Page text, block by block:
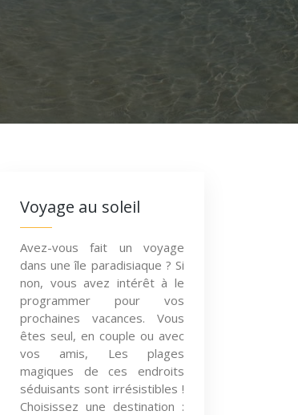
Voyage au soleil
Avez-vous fait un voyage
dans une île paradisiaque ? Si
non, vous avez intérêt à le
programmer pour vos
prochaines vacances. Vous
êtes seul, en couple ou avec
vos amis, Les plages
magiques de ces endroits
séduisants sont irrésistibles !
Choisissez une destination :